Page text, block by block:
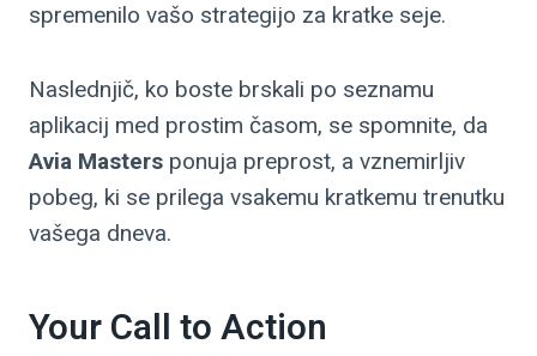
spremenilo vašo strategijo za kratke seje.
Naslednjič, ko boste brskali po seznamu
aplikacij med prostim časom, se spomnite, da
Avia Masters ponuja preprost, a vznemirljiv
pobeg, ki se prilega vsakemu kratkemu trenutku
vašega dneva.
Your Call to Action